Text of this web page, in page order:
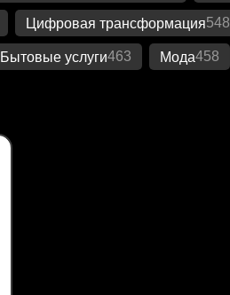
Цифровая трансформация548
Бытовые услуги463 Мода458